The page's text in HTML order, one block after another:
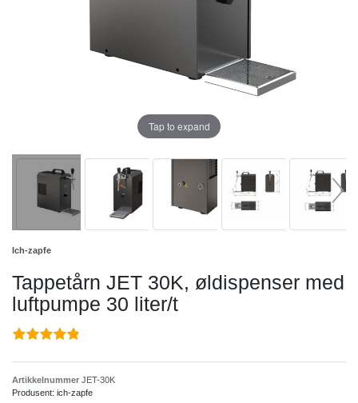
Tap to expand
Ich-zapfe
Tappetårn JET 30K, øldispenser med
luftpumpe 30 liter/t
Artikkelnummer JET-30K
Produsent: ich-zapfe